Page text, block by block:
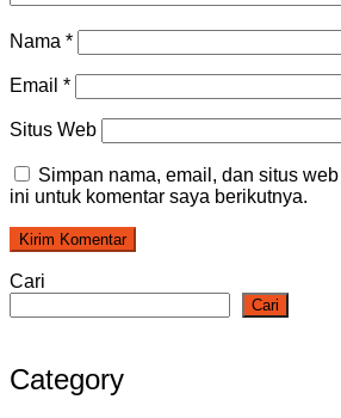
Nama *
Email *
Situs Web
Simpan nama, email, dan situs
ini untuk komentar saya berikutnya.
Cari
Cari
Category